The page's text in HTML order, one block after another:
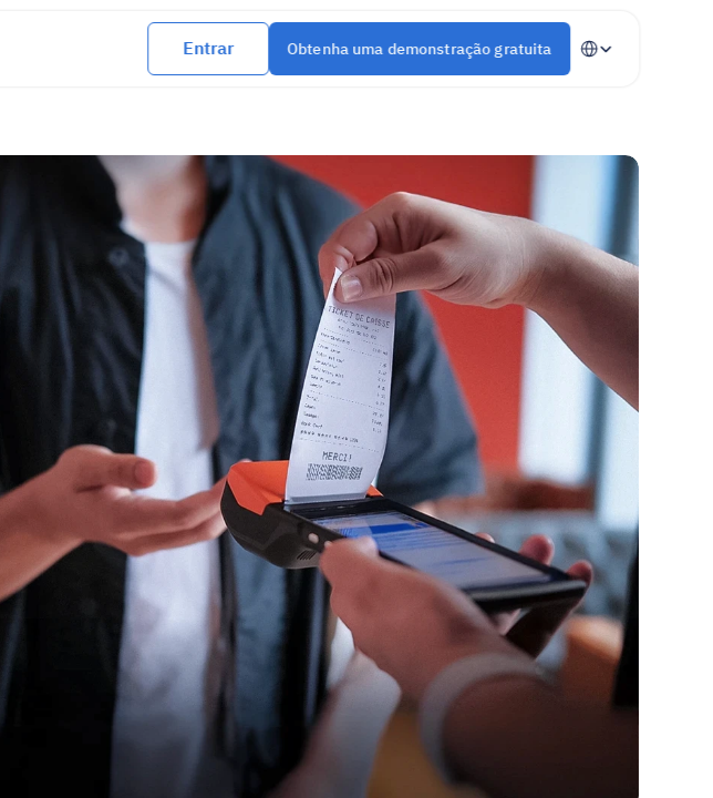
Entrar Obtenha uma demonstração gratuita
Select Language